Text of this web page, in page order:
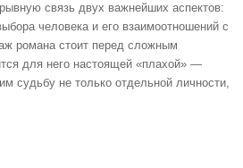
связь двух важнейших аспектов:
человека и его взаимоотношений с
романа стоит перед сложным
для него настоящей «плахой» —
судьбу не только отдельной личности,